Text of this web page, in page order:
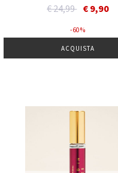
Price reduced from
€ 24,99to€ 9,90
- 60 %
ACQUISTA